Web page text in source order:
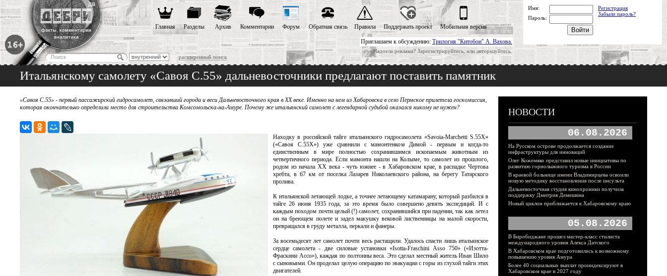
Приглашаем к обсуждению: Трилогия "Китобои" А. Вахова.
Надоела реклама? Зарегистрируйтесь, или авторизуйтесь.
расширенный поиск
Главная Разделы Архив Комментарии Форум Обратная связь Правила Поддержать проект Мобильная версия
Имя:
Регистрация
Забыли пароль?
Пароль:
Итальянскому самолету «Савоя С.55» дальневосточники предлагают поставить памятник
«Савоя С.55» - первый пассажирский гидросамолет, связавший города и веси Дальневосточного края в XX веке. Именно на нем из Хабаровска в село Пермское прилетела госкомиссия,
которая окончательно определила место для строительства Комсомольска-на-Амуре. Почему же итальянский самолет с легендарной судьбой оказался никому не нужен?
Находку в российской тайге итальянского гидросамолета «Savoia-Marchetti S.55X»
(«Савоя С.55X») уже сравнили с мамонтенком Димой - первым и когда-то
единственным в мире полностью сохранившимся ископаемым животным из
четвертичного периода. Если мамонта нашли на Колыме, то самолет из прошлого,
родом из начала XX века - чуть южнее - в Хабаровском крае, в распадке Чертова
хребта, в 67 км от поселка Лазарев Николаевского района, на берегу Татарского
пролива.
К итальянской летающей лодке, а точнее летающему катамарану, который разбился в
тайге 26 июня 1935 года, за это время было совершено девять экспедиций. И с
каждым походом почти целый (!) самолет, сохранившийся при падении, так как летел
он на бреющем полете и задел макушку вековой лиственницы на малой скорости,
превращался в груду металла, перкали и фанеры.
За восемьдесят лет самолет почти весь растащили. Удалось спасти лишь итальянское
сердце самолета - две силовые установки «Isotta-Fraschini Asso 750» («Изотта-
Фраскини Ассо»), каждая по полтонны веса. Это сделал местный житель Иван Шило
с сыновьями. Он проделал целую операцию по эвакуации с горы из глухой тайги этих
двигателей.
НОВОСТИ
06.08.2026
На Русском острове продолжается создание
инфраструктуры для инноваций
Олег Кожемяко представил новые инициативы по
развитию горнолыжного туризма в России
В краевой больнице имени Владимирцева освоили
новую методику восстановления после инсульта
Дальневосточная студия кинохроники получила
поддержку Дмитрия Демешина
Новый циклон приближается к Хабаровскому краю
05.08.2026
В Биробиджане прошел мастер-класс стилиста
международного уровня Алекса Датского
В Хабаровском крае подготовились к возможному
повышению уровня Амура
Более 40 социальных выплат проиндексируют в
Хабаровском крае в 2027 году